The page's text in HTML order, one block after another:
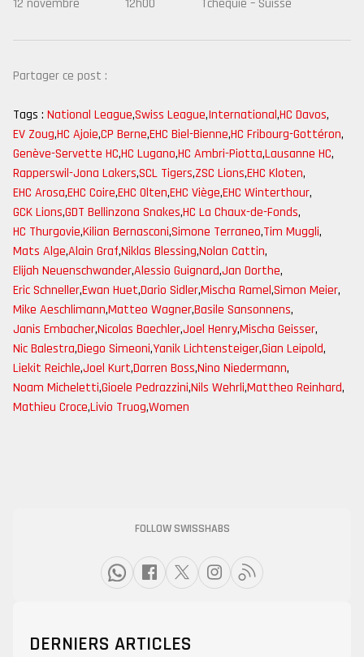
12 novembre 12h00 Tchéquie – Suisse
Partager ce post :
Tags : National League,Swiss League,International,HC Davos,
EV Zoug,HC Ajoie,CP Berne,EHC Biel-Bienne,HC Fribourg-Gottéron,
Genève-Servette HC,HC Lugano,HC Ambri-Piotta,Lausanne HC,
Rapperswil-Jona Lakers,SCL Tigers,ZSC Lions,EHC Kloten,
EHC Arosa,EHC Coire,EHC Olten,EHC Viège,EHC Winterthour,
GCK Lions,GDT Bellinzona Snakes,HC La Chaux-de-Fonds,
HC Thurgovie,Kilian Bernasconi,Simone Terraneo,Tim Muggli,
Mats Alge,Alain Graf,Niklas Blessing,Nolan Cattin,
Elijah Neuenschwander,Alessio Guignard,Jan Dorthe,
Eric Schneller,Ewan Huet,Dario Sidler,Mischa Ramel,Simon Meier,
Mike Aeschlimann,Matteo Wagner,Basile Sansonnens,
Janis Embacher,Nicolas Baechler,Joel Henry,Mischa Geisser,
Nic Balestra,Diego Simeoni,Yanik Lichtensteiger,Gian Leipold,
Liekit Reichle,Joel Kurt,Darren Boss,Nino Niedermann,
Noam Micheletti,Gioele Pedrazzini,Nils Wehrli,Mattheo Reinhard,
Mathieu Croce,Livio Truog,Women
FOLLOW SWISSHABS
DERNIERS ARTICLES